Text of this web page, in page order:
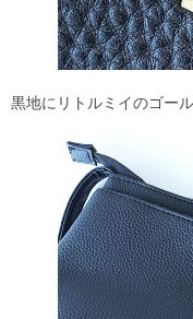
黒地にリトルミイのゴー